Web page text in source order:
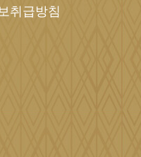
취급방침